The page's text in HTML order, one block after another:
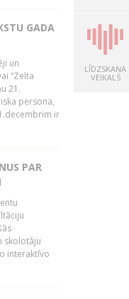
GADA
un
“Zelta
21.
persona,
ir
PAR
skolotāju
interaktīvo
LĪDZSKAŅA
VEIKALS